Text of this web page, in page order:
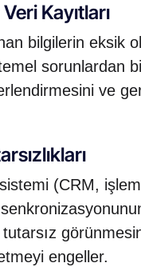
Kayıtları
bilgilerin eksik
sorunlardan
ve
(CRM,
engeller.